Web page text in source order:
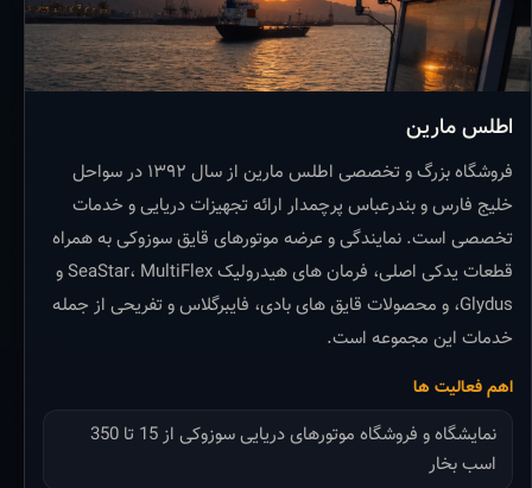
اطلس مارین
فروشگاه بزرگ و تخصصی اطلس مارین از سال ۱۳۹۲ در سواحل
خلیج فارس و بندرعباس پرچمدار ارائه تجهیزات دریایی و خدمات
تخصصی است. نمایندگی و عرضه موتورهای قایق سوزوکی به همراه
قطعات یدکی اصلی، فرمان های هیدرولیک SeaStar، MultiFlex و
Glydus، و محصولات قایق های بادی، فایبرگلاس و تفریحی از جمله
خدمات این مجموعه است.
اهم فعالیت ها
نمایشگاه و فروشگاه موتورهای دریایی سوزوکی از 15 تا 350
اسب بخار